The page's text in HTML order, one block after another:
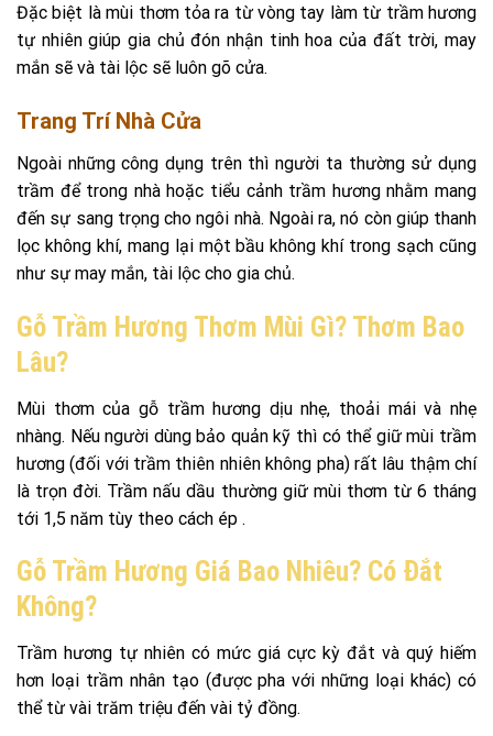
Đặc biệt là mùi thơm tỏa ra từ vòng tay làm từ trầm hương
tự nhiên giúp gia chủ đón nhận tinh hoa của đất trời, may
mắn sẽ và tài lộc sẽ luôn gõ cửa.
Trang Trí Nhà Cửa
Ngoài những công dụng trên thì người ta thường sử dụng
trầm để trong nhà hoặc tiểu cảnh trầm hương nhằm mang
đến sự sang trọng cho ngôi nhà. Ngoài ra, nó còn giúp thanh
lọc không khí, mang lại một bầu không khí trong sạch cũng
như sự may mắn, tài lộc cho gia chủ.
Gỗ Trầm Hương Thơm Mùi Gì? Thơm Bao
Lâu?
Mùi thơm của gỗ trầm hương dịu nhẹ, thoải mái và nhẹ
nhàng. Nếu người dùng bảo quản kỹ thì có thể giữ mùi trầm
hương (đối với trầm thiên nhiên không pha) rất lâu thậm chí
là trọn đời. Trầm nấu dầu thường giữ mùi thơm từ 6 tháng
tới 1,5 năm tùy theo cách ép .
Gỗ Trầm Hương Giá Bao Nhiêu? Có Đắt
Không?
Trầm hương tự nhiên có mức giá cực kỳ đắt và quý hiếm
hơn loại trầm nhân tạo (được pha với những loại khác) có
thể từ vài trăm triệu đến vài tỷ đồng.